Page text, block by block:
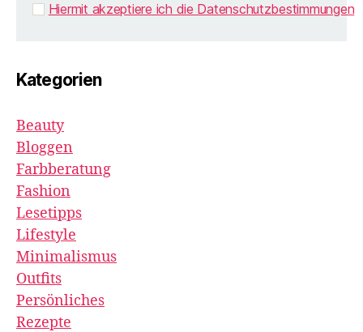
Hiermit akzeptiere ich die Datenschutzbestimmungen
Kategorien
Beauty
Bloggen
Farbberatung
Fashion
Lesetipps
Lifestyle
Minimalismus
Outfits
Persönliches
Rezepte